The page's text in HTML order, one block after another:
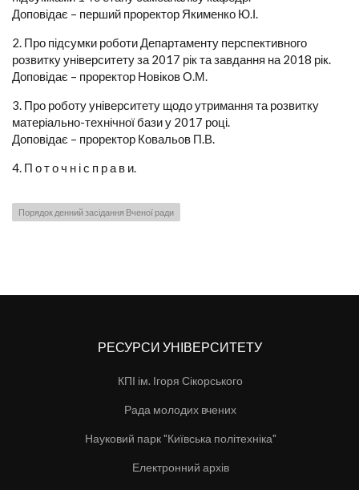
Доповідає – перший проректор Якименко Ю.І.
2. Про підсумки роботи Департаменту перспективного
розвитку університету за 2017 рік та завдання на 2018 рік.
Доповідає – проректор Новіков О.М.
3. Про роботу університету щодо утримання та розвитку
матеріально-технічної бази у 2017 році.
Доповідає – проректор Ковальов П.В.
4. П о т о ч н і с п р а в и.
Порядок денний засідання Вченої ради
РЕСУРСИ УНІВЕРСИТЕТУ
КПІ ім. Ігоря Сікорського
Рада молодих вчених
Науковий парк "Київська політехніка"
Електронний архів